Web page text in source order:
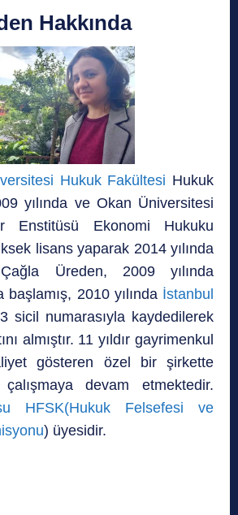
Hakkında
Hukuk Fakültesi Hukuk
yılında ve Okan Üniversitesi
Enstitüsü Ekonomi Hukuku
lisans yaparak 2014 yılında
Üreden, 2009 yılında
başlamış, 2010 yılında İstanbul
sicil numarasıyla kaydedilerek
almıştır. 11 yıldır gayrimenkul
gösteren özel bir şirkette
devam etmektedir.
HFSK(Hukuk Felsefesi ve
) üyesidir.